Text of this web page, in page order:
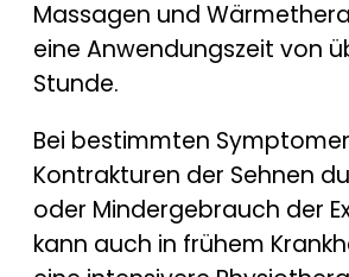
Massagen und
eine Anwendungszeit von
Stunde.
Bei bestimmten
Kontrakturen der Sehnen
oder Mindergebrauch der
kann auch in frühem